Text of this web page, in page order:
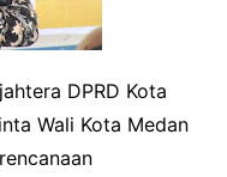
DPRD Kota
Wali Kota Medan